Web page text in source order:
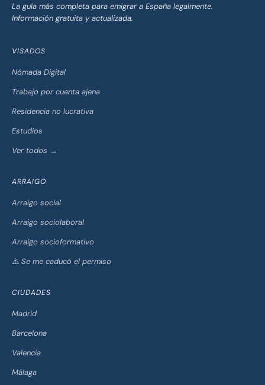
La guía más completa para emigrar a España legalmente.
Información gratuita y actualizada.
VISADOS
Nómada Digital
Trabajo por cuenta ajena
Residencia no lucrativa
Estudios
Ver todos →
ARRAIGO
Arraigo social
Arraigo sociolaboral
Arraigo socioformativo
⚠️ Se me caducó el permiso
CIUDADES
Madrid
Barcelona
Valencia
Málaga